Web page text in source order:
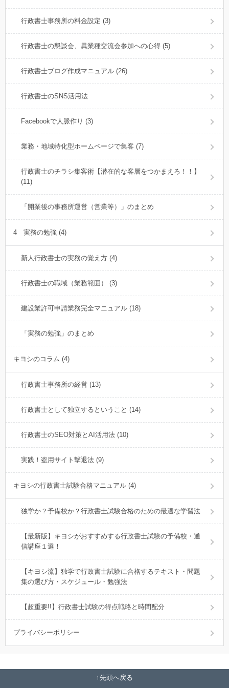
行政書士事務所の料金設定 (3)
行政書士の懇談会、異業種交流会参加への心得 (5)
行政書士ブログ作成マニュアル (26)
行政書士のSNS活用法
Facebookで人脈作り (3)
業務・地域特化型ホームページで集客 (7)
行政書士のチラシ集客術【潜在的な客層をつかまえろ！！】
(11)
「開業後の事務所運営（営業等）」のまとめ
4 実務の勉強 (4)
新人行政書士の実務の覚え方 (4)
行政書士の職域（業務範囲） (3)
建設業許可申請業務完全マニュアル (18)
「実務の勉強」のまとめ
キヨシのコラム (4)
行政書士事務所の経営 (13)
行政書士として独立するということ (14)
行政書士のSEO対策とAI活用法 (10)
実践！盗用サイト撃退法 (9)
キヨシの行政書士試験合格マニュアル (4)
独学か？予備校か？行政書士試験合格のための最適な学習法
【最新版】キヨシがおすすめする行政書士試験の予備校・通
信講座１選！
【キヨシ流】独学で行政書士試験に合格するテキスト・問題
集の選び方・スケジュール・勉強法
【超重要!!】行政書士試験の得点戦略と時間配分
プライバシーポリシー
先頭へ戻る